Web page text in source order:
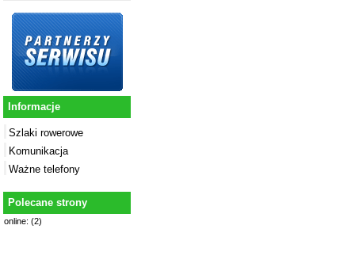
Informacje
Szlaki rowerowe
Komunikacja
Ważne telefony
Polecane strony
online: (2)